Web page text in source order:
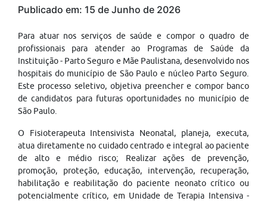
Publicado em: 15 de Junho de 2026
Para atuar nos serviços de saúde e compor o quadro de
profissionais para atender ao Programas de Saúde da
Instituição - Parto Seguro e Mãe Paulistana, desenvolvido nos
hospitais do município de São Paulo e núcleo Parto Seguro.
Este processo seletivo, objetiva preencher e compor banco
de candidatos para futuras oportunidades no município de
São Paulo.
O Fisioterapeuta Intensivista Neonatal, planeja, executa,
atua diretamente no cuidado centrado e integral ao paciente
de alto e médio risco; Realizar ações de prevenção,
promoção, proteção, educação, intervenção, recuperação,
habilitação e reabilitação do paciente neonato crítico ou
potencialmente crítico, em Unidade de Terapia Intensiva -